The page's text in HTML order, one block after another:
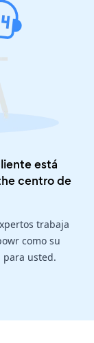
está
centro de
trabaja
como su
para usted.